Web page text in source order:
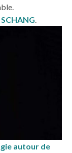
autour de